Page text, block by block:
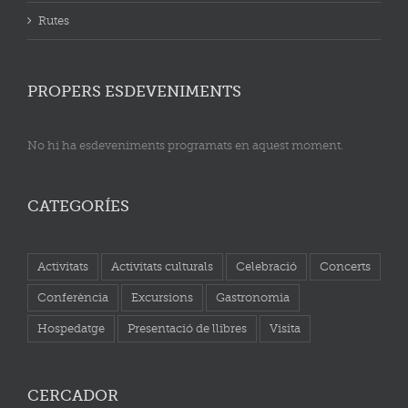
Rutes
PROPERS ESDEVENIMENTS
No hi ha esdeveniments programats en aquest moment.
CATEGORÍES
Activitats Activitats culturals Celebració Concerts
Conferència Excursions Gastronomia
Hospedatge Presentació de llibres Visita
CERCADOR